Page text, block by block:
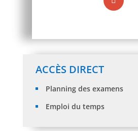
ACCÈS DIRECT
Planning des examens
Emploi du temps